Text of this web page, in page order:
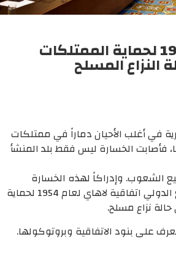
اتفاقية عام 1954 لحماية الممتلكات
النزاع المسلح
في أغلب الأحيان دماراً في ممتلكات
فأصابت الخسارة ليس فقط بلد المنشأ
الشعوب. وإدراكاً لهذه الخسارة
الفادحة، اعتمد المجتمع الدولي اتفاقية لاهاي لعام 1954 لحماية
نزاع مسلح.
على بنود الاتفاقية وبروتوكولها.